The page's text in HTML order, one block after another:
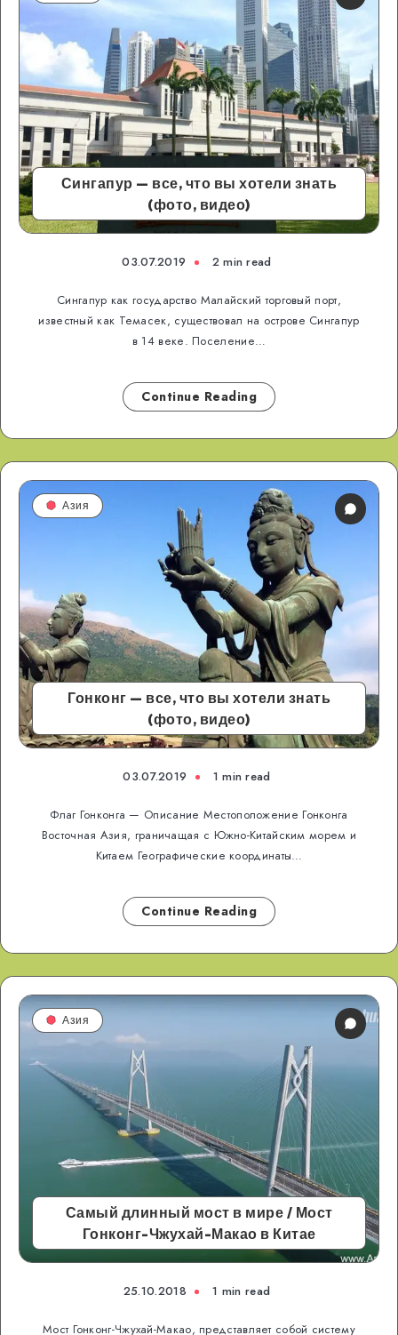
Сингапур — все, что вы хотели знать
(фото, видео)
03.07.2019 2 min read
Сингапур как государство Малайский торговый порт,
известный как Темасек, существовал на острове Сингапур
в 14 веке. Поселение…
Continue Reading
Гонконг — все, что вы хотели знать
(фото, видео)
Азия
03.07.2019 1 min read
Флаг Гонконга — Описание Местоположение Гонконга
Восточная Азия, граничащая с Южно-Китайским морем и
Китаем Географические координаты…
Continue Reading
Самый длинный мост в мире / Мост
Гонконг-Чжухай-Макао в Китае
Азия
25.10.2018 1 min read
Мост Гонконг-Чжухай-Макао, представляет собой систему